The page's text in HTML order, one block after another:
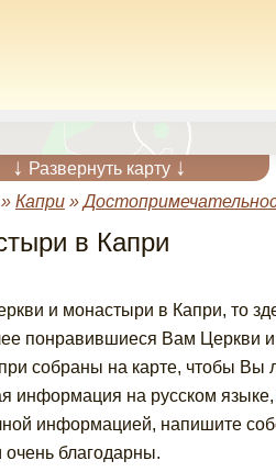
↓ Развернуть карту ↓
» Капри»
в Капри
и монастыри в Капри, то
понравившиеся Вам Церкви
собраны на карте, чтобы Вы
информация на русском
информацией, напишите
очень благодарны.